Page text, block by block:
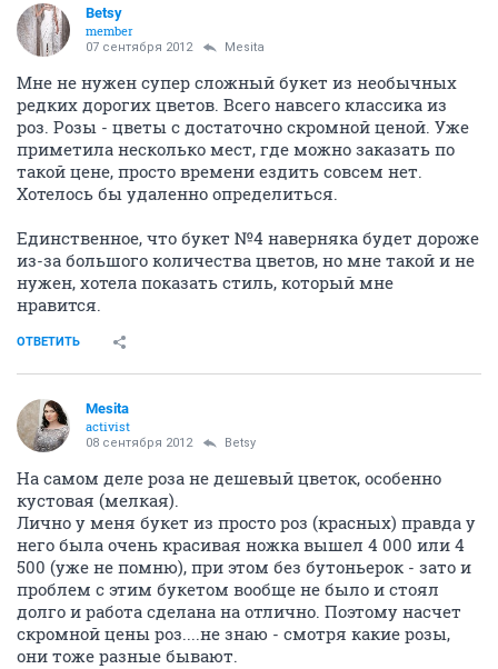
Betsy
member
07 сентября 2012 Mesita
Мне не нужен супер сложный букет из необычных
редких дорогих цветов. Всего навсего классика из
роз. Розы - цветы с достаточно скромной ценой. Уже
приметила несколько мест, где можно заказать по
такой цене, просто времени ездить совсем нет.
Хотелось бы удаленно определиться.
Единственное, что букет №4 наверняка будет дороже
из-за большого количества цветов, но мне такой и не
нужен, хотела показать стиль, который мне
нравится.
ОТВЕТИТЬ
Mesita
activist
08 сентября 2012 Betsy
На самом деле роза не дешевый цветок, особенно
кустовая (мелкая).
Лично у меня букет из просто роз (красных) правда у
него была очень красивая ножка вышел 4 000 или 4
500 (уже не помню), при этом без бутоньерок - зато и
проблем с этим букетом вообще не было и стоял
долго и работа сделана на отлично. Поэтому насчет
скромной цены роз....не знаю - смотря какие розы,
они тоже разные бывают.